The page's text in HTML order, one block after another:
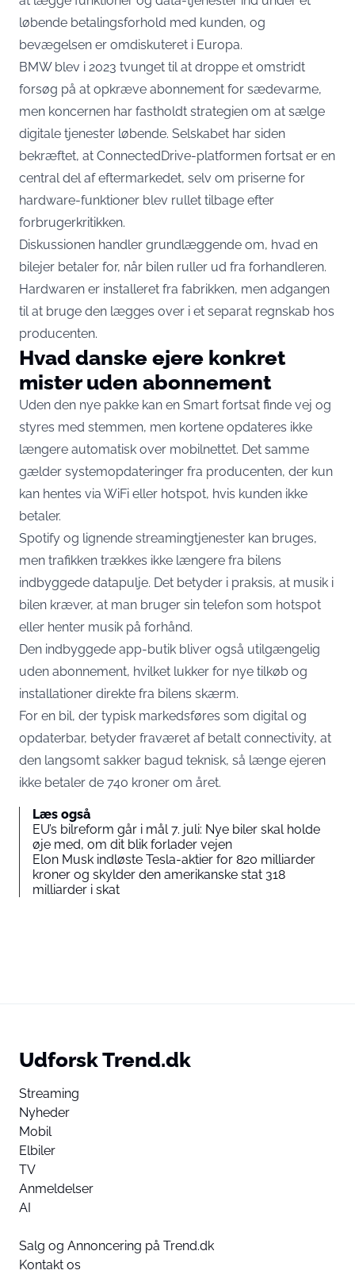
løbende betalingsforhold med kunden, og
bevægelsen er omdiskuteret i Europa.
BMW blev i 2023 tvunget til at droppe et omstridt
forsøg på at opkræve abonnement for sædevarme,
men koncernen har fastholdt strategien om at sælge
digitale tjenester løbende. Selskabet har siden
bekræftet, at ConnectedDrive-platformen fortsat er en
central del af eftermarkedet, selv om priserne for
hardware-funktioner blev rullet tilbage efter
forbrugerkritikken.
Diskussionen handler grundlæggende om, hvad en
bilejer betaler for, når bilen ruller ud fra forhandleren.
Hardwaren er installeret fra fabrikken, men adgangen
til at bruge den lægges over i et separat regnskab hos
producenten.
Hvad danske ejere konkret
mister uden abonnement
Uden den nye pakke kan en Smart fortsat finde vej og
styres med stemmen, men kortene opdateres ikke
længere automatisk over mobilnettet. Det samme
gælder systemopdateringer fra producenten, der kun
kan hentes via WiFi eller hotspot, hvis kunden ikke
betaler.
Spotify og lignende streamingtjenester kan bruges,
men trafikken trækkes ikke længere fra bilens
indbyggede datapulje. Det betyder i praksis, at musik i
bilen kræver, at man bruger sin telefon som hotspot
eller henter musik på forhånd.
Den indbyggede app-butik bliver også utilgængelig
uden abonnement, hvilket lukker for nye tilkøb og
installationer direkte fra bilens skærm.
For en bil, der typisk markedsføres som digital og
opdaterbar, betyder fraværet af betalt connectivity, at
den langsomt sakker bagud teknisk, så længe ejeren
ikke betaler de 740 kroner om året.
Læs også
EU’s bilreform går i mål 7. juli: Nye biler skal holde
øje med, om dit blik forlader vejen
Elon Musk indløste Tesla-aktier for 820 milliarder
kroner og skylder den amerikanske stat 318
milliarder i skat
Udforsk Trend.dk
Streaming
Nyheder
Mobil
Elbiler
TV
Anmeldelser
AI
Salg og Annoncering på Trend.dk
Kontakt os